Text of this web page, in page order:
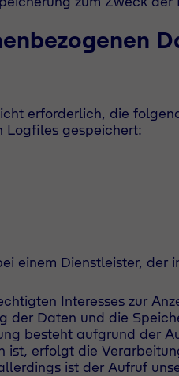
erforderlich, die
Logfiles gespeichert:
einem Dienstleister,
Interesses zur
Daten und die
besteht aufgrund der
erfolgt die
ist der Aufruf